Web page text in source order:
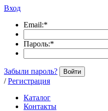
Вход
Email:*
Пароль:*
Забыли пароль? Войти
/ Регистрация
Каталог
Контакты